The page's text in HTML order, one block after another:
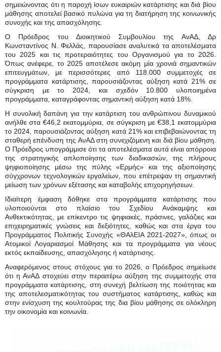
σημειώνοντας ότι η παροχή ίσων ευκαιριών κατάρτισης και διά βίου
μάθησης αποτελεί βασικό πυλώνα για τη διατήρηση της κοινωνικής
συνοχής και της απασχόλησης.
Ο Πρόεδρος του Διοικητικού Συμβουλίου της ΑνΑΔ, Δρ
Κωνσταντίνος Ν. Φελλάς, παρουσίασε αναλυτικά τα αποτελέσματα
του 2025 και τις προτεραιότητες του Οργανισμού για το 2026.
Όπως ανέφερε, το 2025 αποτέλεσε ακόμη μία χρονιά σημαντικών
επιτευγμάτων, με περισσότερες από 118.000 συμμετοχές σε
προγράμματα κατάρτισης, παρουσιάζοντας αύξηση κατά 21% σε
σύγκριση με το 2024, και σχεδόν 10.800 υλοποιημένα
προγράμματα, καταγράφοντας σημαντική αύξηση κατά 18%.
Η συνολική δαπάνη για την κατάρτιση του ανθρώπινου δυναμικού
ανήλθε στα €46,2 εκατομμύρια, σε σύγκριση με €38,1 εκατομμύρια
το 2024, παρουσιάζοντας αύξηση κατά 21% και επιβεβαιώνοντας τη
σταθερή επένδυση της ΑνΑΔ στη συνεχιζόμενη και διά βίου μάθηση.
Ο Πρόεδρος υπογράμμισε ότι τα αποτελέσματα αυτά είναι απόρροια
της στρατηγικής απλοποίησης των διαδικασιών, της πλήρους
ψηφιοποίησης μέσω της πύλης «Ερμής» και της αξιοποίησης
σύγχρονων τεχνολογικών εργαλείων, που επέτρεψαν τη σημαντική
μείωση των χρόνων εξέτασης και καταβολής επιχορηγήσεων.
Ιδιαίτερη έμφαση δόθηκε στα προγράμματα κατάρτισης που
υλοποιούνται στο πλαίσιο του Σχεδίου Ανάκαμψης και
Ανθεκτικότητας, με επίκεντρο τις ψηφιακές, πράσινες, γαλάζιες και
επιχειρηματικές γνώσεις και δεξιότητες, καθώς και στα έργα του
Προγράμματος Πολιτικής Συνοχής «ΘΑλΕΙΑ 2021-2027», όπως οι
Ατομικοί Λογαριασμοί Μάθησης και τα προγράμματα για νέους
εκτός εκπαίδευσης, απασχόλησης ή κατάρτισης.
Αναφερόμενος στους στόχους για το 2026, ο Πρόεδρος σημείωσε
ότι η ΑνΑΔ στοχεύει στην περαιτέρω αύξηση της συμμετοχής στα
προγράμματα κατάρτισης, στη συνεχή βελτίωση της ποιότητας και
της αποτελεσματικότητας του συστήματος κατάρτισης, καθώς και
στην ενίσχυση της κουλτούρας της δια βίου μάθησης σε ολόκληρη
την οικονομία και κοινωνία.